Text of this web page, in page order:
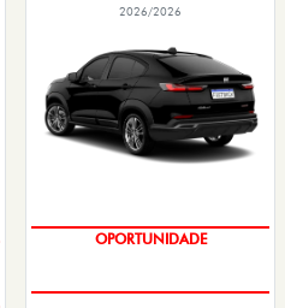
2026/2026
OPORTUNIDADE